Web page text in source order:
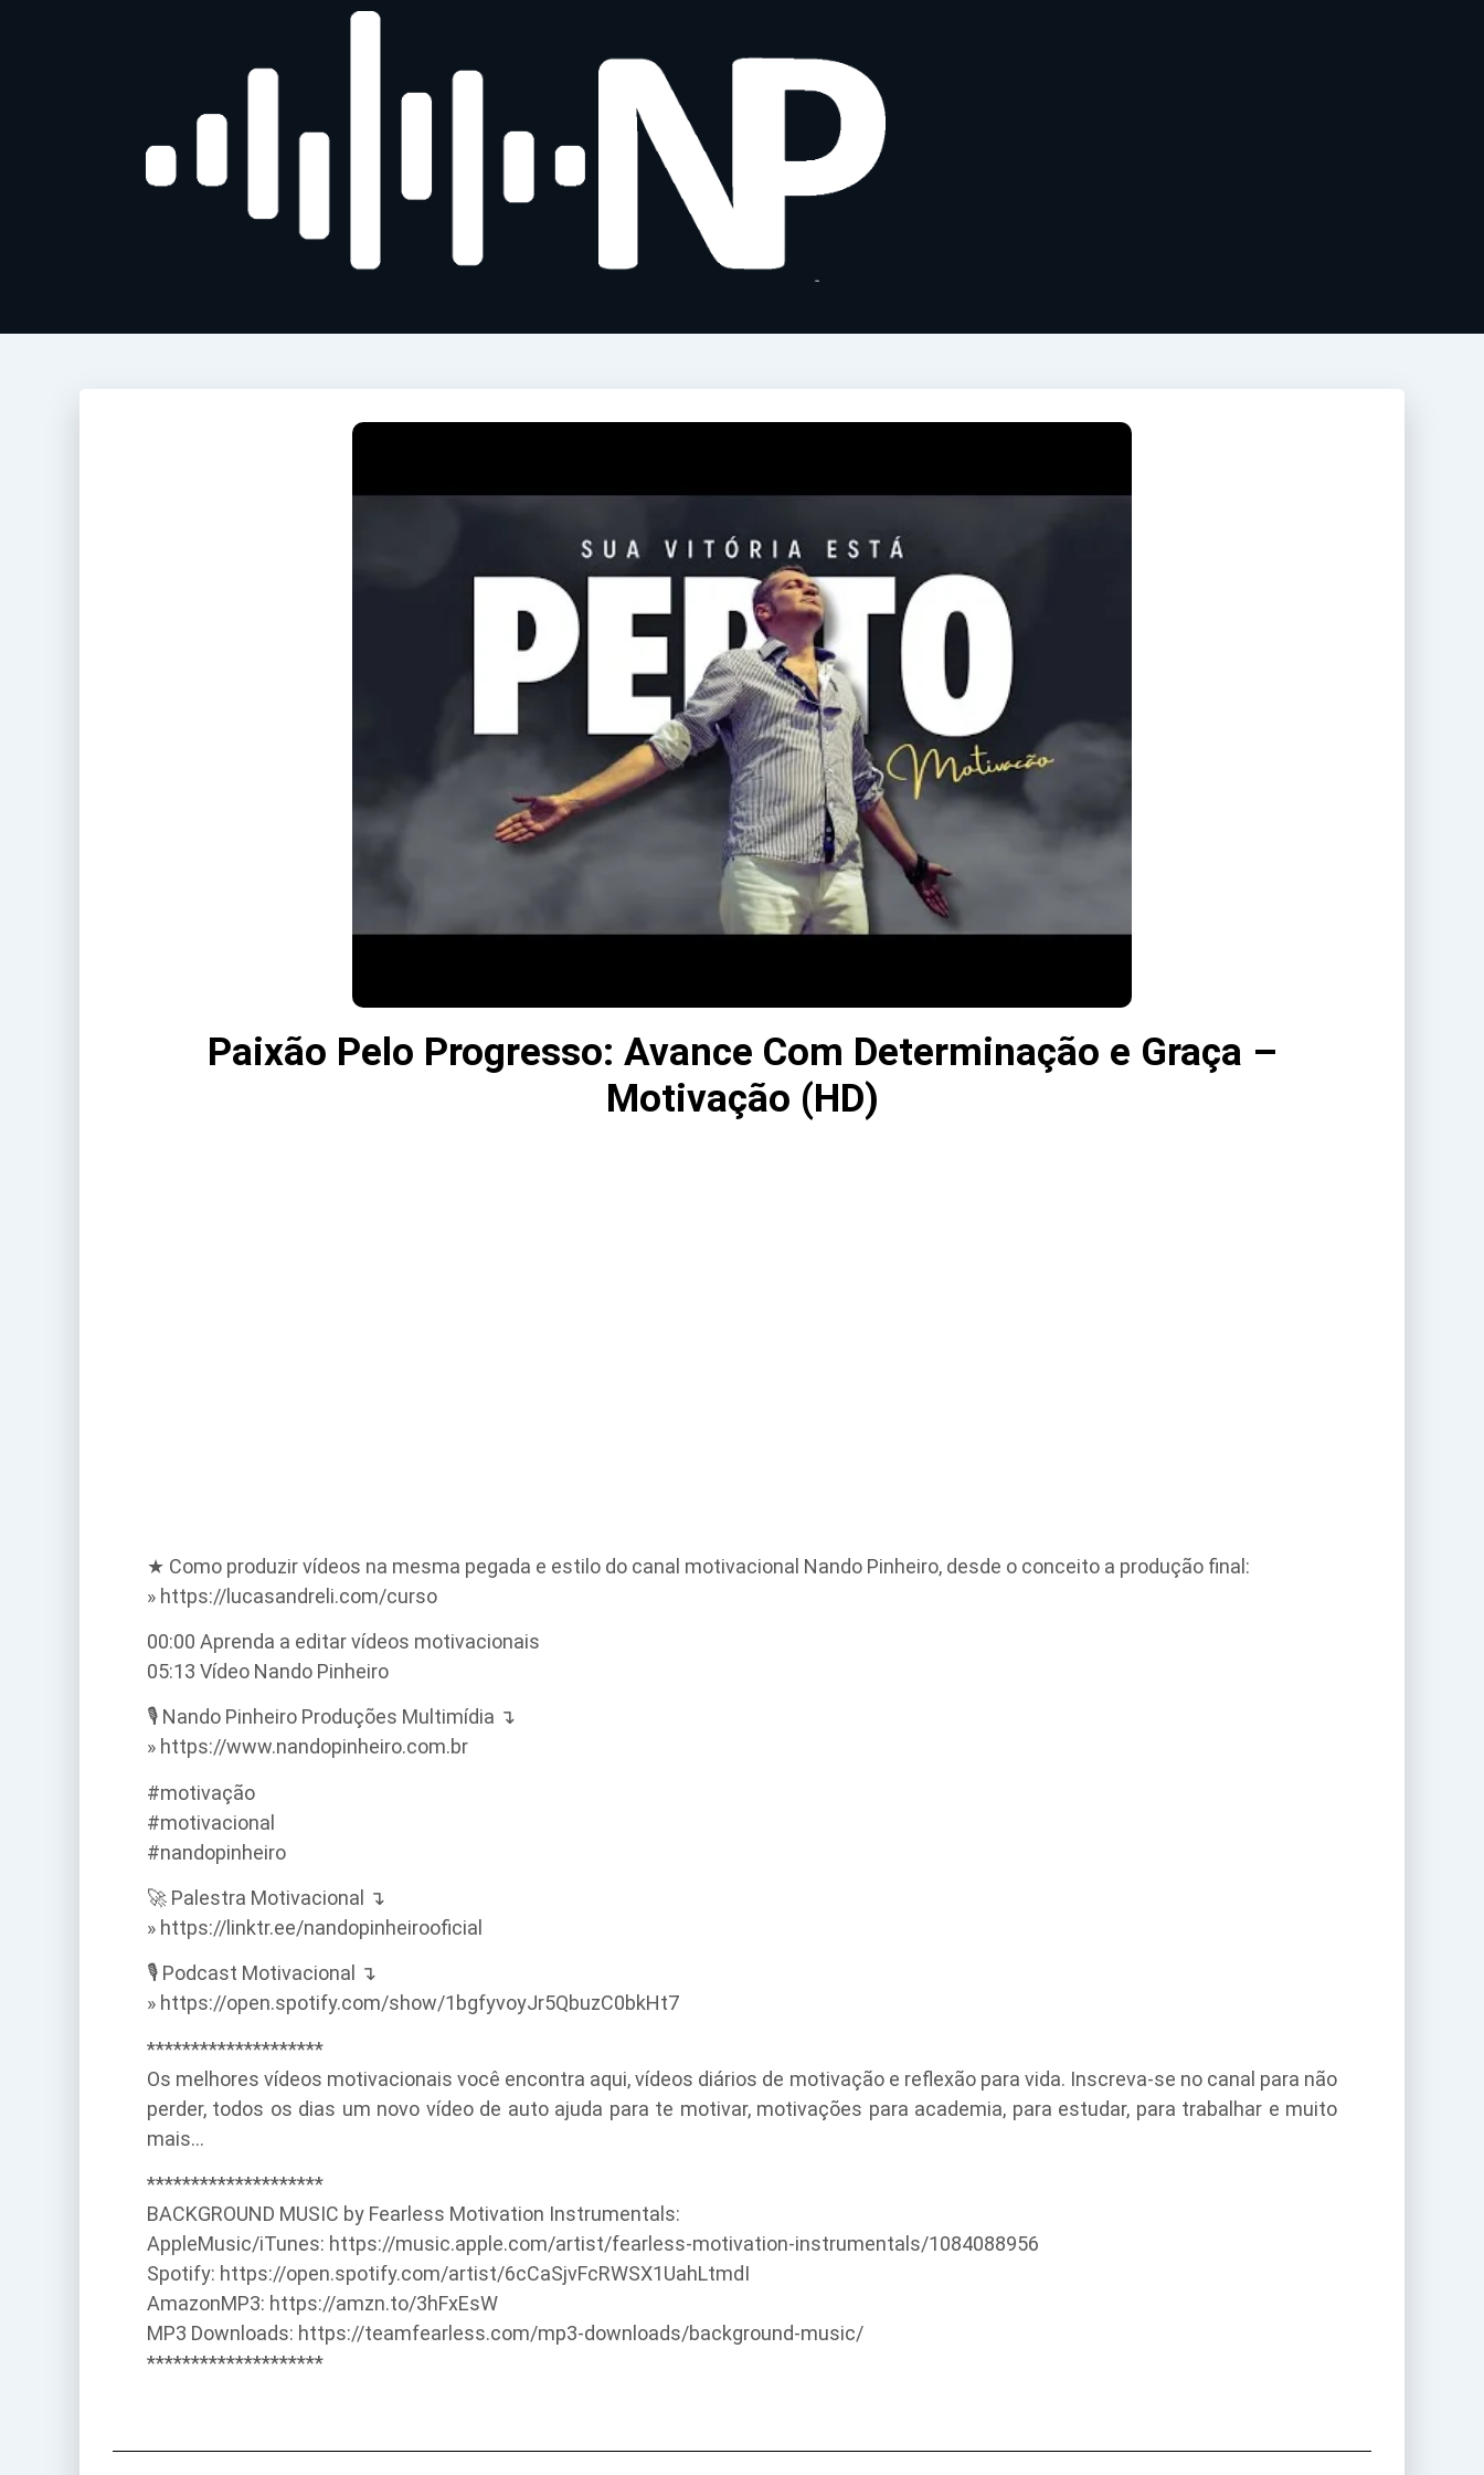
Paixão Pelo Progresso: Avance Com Determinação e Graça –
Motivação (HD)
★ Como produzir vídeos na mesma pegada e estilo do canal motivacional Nando Pinheiro, desde o conceito a produção final:
» https://lucasandreli.com/curso
00:00 Aprenda a editar vídeos motivacionais
05:13 Vídeo Nando Pinheiro
🎙️ Nando Pinheiro Produções Multimídia ↴
» https://www.nandopinheiro.com.br
#motivação
#motivacional
#nandopinheiro
🚀 Palestra Motivacional ↴
» https://linktr.ee/nandopinheirooficial
🎙️ Podcast Motivacional ↴
» https://open.spotify.com/show/1bgfyvoyJr5QbuzC0bkHt7
********************
Os melhores vídeos motivacionais você encontra aqui, vídeos diários de motivação e reflexão para vida. Inscreva-se no canal para não
perder, todos os dias um novo vídeo de auto ajuda para te motivar, motivações para academia, para estudar, para trabalhar e muito
mais…
********************
BACKGROUND MUSIC by Fearless Motivation Instrumentals:
AppleMusic/iTunes: https://music.apple.com/artist/fearless-motivation-instrumentals/1084088956
Spotify: https://open.spotify.com/artist/6cCaSjvFcRWSX1UahLtmdI
AmazonMP3: https://amzn.to/3hFxEsW
MP3 Downloads: https://teamfearless.com/mp3-downloads/background-music/
********************